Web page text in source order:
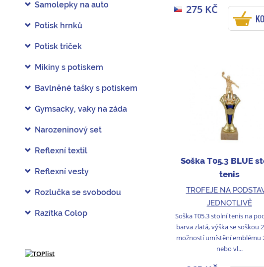
Samolepky na auto
Potisk hrnků
Potisk triček
Mikiny s potiskem
Bavlněné tašky s potiskem
Gymsacky, vaky na záda
Narozeninový set
Reflexní textil
Reflexní vesty
Rozlučka se svobodou
Razítka Colop
275 KČ
Soška T05.3 BLUE
tenis
TROFEJE NA
JEDNOTLIVĚ
Soška T05.3 stolní tenis na
barva zlatá, výška se soškou
možností umístění emblému
nebo vl...